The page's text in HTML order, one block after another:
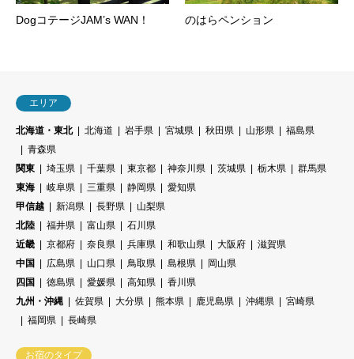
DogコテージJAM’s WAN！ のはらペンション
エリア
北海道・東北 北海道 岩手県 宮城県 秋田県 山形県
福島県
青森県
関東
埼玉県 千葉県 東京都 神奈川県 茨城県 栃木県
群馬県
東海
岐阜県 三重県 静岡県
愛知県
甲信越
新潟県 長野県
山梨県
北陸
福井県 富山県
石川県
近畿
京都府 奈良県 兵庫県 和歌山県 大阪府
滋賀県
中国
広島県 山口県 鳥取県 島根県
岡山県
四国
徳島県 愛媛県 高知県
香川県
九州・沖縄
佐賀県 大分県 熊本県 鹿児島県 沖縄県
宮崎県
福岡県
長崎県
お宿のタイプ